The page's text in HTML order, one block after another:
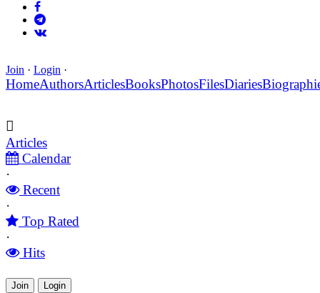
Join · Login ·
HomeAuthorsArticlesBooksPhotosFilesDiaries
Articles
Calendar
·
Recent
·
Top Rated
·
Hits
Join Login